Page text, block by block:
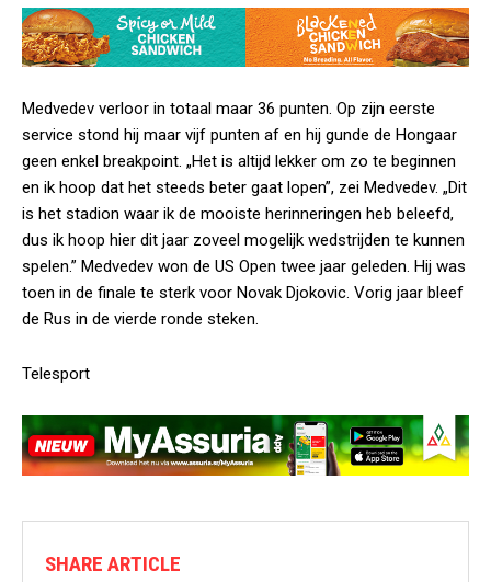
Medvedev verloor in totaal maar 36 punten. Op zijn eerste
service stond hij maar vijf punten af en hij gunde de Hongaar
geen enkel breakpoint. „Het is altijd lekker om zo te beginnen
en ik hoop dat het steeds beter gaat lopen”, zei Medvedev. „Dit
is het stadion waar ik de mooiste herinneringen heb beleefd,
dus ik hoop hier dit jaar zoveel mogelijk wedstrijden te kunnen
spelen.” Medvedev won de US Open twee jaar geleden. Hij was
toen in de finale te sterk voor Novak Djokovic. Vorig jaar bleef
de Rus in de vierde ronde steken.
Telesport
SHARE ARTICLE